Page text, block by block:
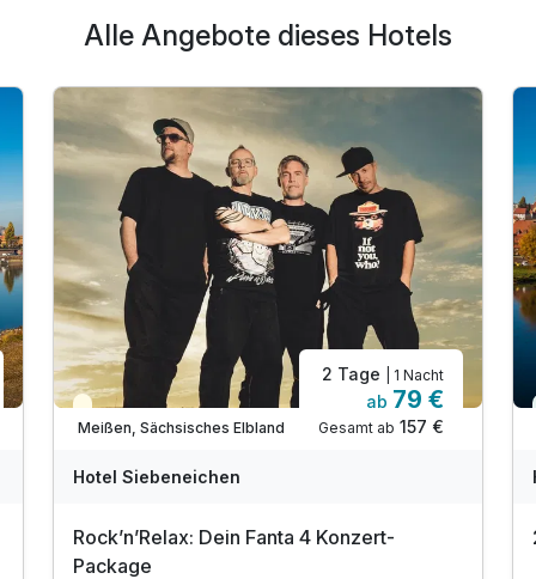
Alle Angebote dieses Hotels
Saisonal verfügbar
Meißen, Sächsisches Elbland
2 Tage | 1 Nacht
ab 79 €
Gesamt ab 157 €
Hotel Siebeneichen
Rock’n’Relax: Dein Fanta 4 Konzert-
Package